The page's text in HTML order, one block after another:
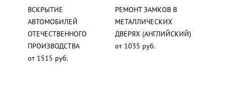
ВСКРЫТИЕ
АВТОМОБИЛЕЙ
ОТЕЧЕСТВЕННОГО
ПРОИЗВОДСТВА
от 1515 руб.
РЕМОНТ ЗАМКОВ В
МЕТАЛЛИЧЕСКИХ
ДВЕРЯХ (АНГЛИЙСКИЙ)
от 1035 руб.